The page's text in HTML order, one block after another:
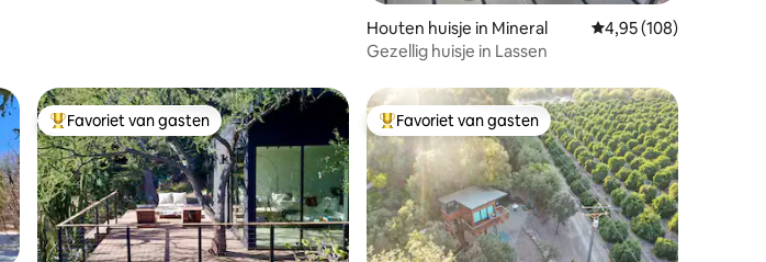
Houten huisje in Mineral Gemiddelde
4,95 (108)
Gezellig huisje in Lassen
Topfavoriet van gasten
Favoriet van gasten Topfavoriet van gasten
Favoriet van gasten